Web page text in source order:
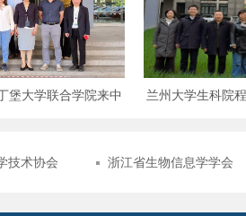
高级生物化学
主讲老师：易文
课程类别：省级一
堡大学联合学院来中 兰州大学生科院
技术协会 浙江省生物信息学学会